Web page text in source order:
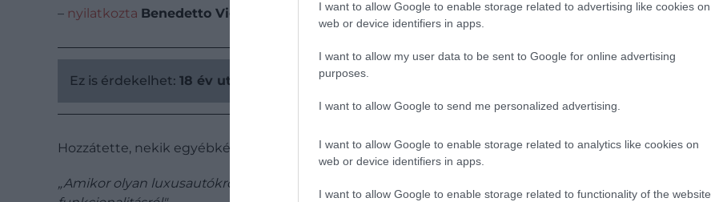
I want to allow Google to enable storage related to advertising like cookies on
web or device identifiers in apps.
I want to allow my user data to be sent to Google for online advertising
purposes.
I want to allow Google to send me personalized advertising.
I want to allow Google to enable storage related to analytics like cookies on
web or device identifiers in apps.
I want to allow Google to enable storage related to functionality of the website
– nyilatkozta Benedetto Vigna , az autógyártó vezérigazgatója a CNBC-nek.
Ez is érdekelhet: 18 év után ismét egy Renault az év autója
Hozzátette, nekik egyébként sem az a vásárlói körük, mint a Teslának.
„Amikor olyan luxusautókról beszélünk, mint a miéink, akkor az érzelmekről beszélünk, nem